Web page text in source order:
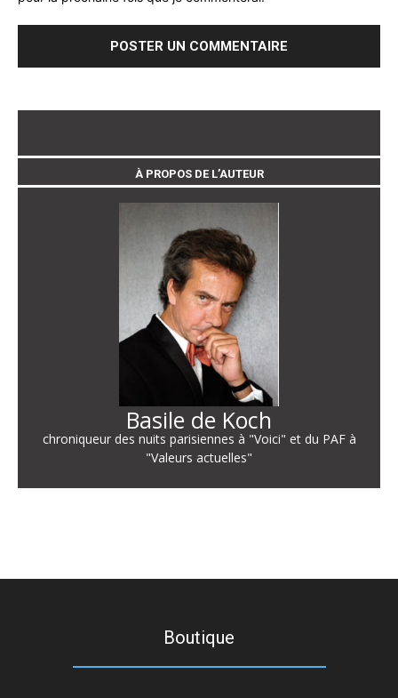
À PROPOS DE L’AUTEUR
Basile de Koch
chroniqueur des nuits parisiennes à "Voici" et du PAF à
"Valeurs actuelles"
Boutique